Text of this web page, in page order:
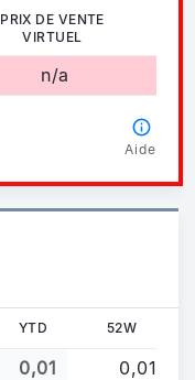
PRIX DE VENTE
VIRTUEL
n/a
Aide
YTD 52W
0,01
0,01